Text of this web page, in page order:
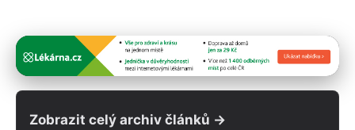
Zobrazit celý archiv článků →